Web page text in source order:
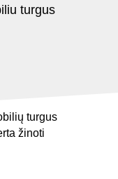
turgus
žinoti